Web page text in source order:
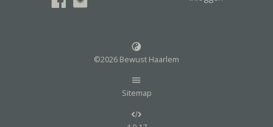
©2026 Bewust Haarlem
Sitemap